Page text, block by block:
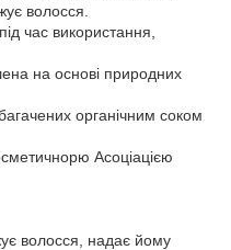
волосся.
час використання,
на основі природних
органічним соком
Асоціацією
волосся, надає йому